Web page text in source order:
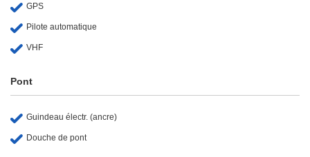
GPS
Pilote automatique
VHF
Pont
Guindeau électr. (ancre)
Douche de pont